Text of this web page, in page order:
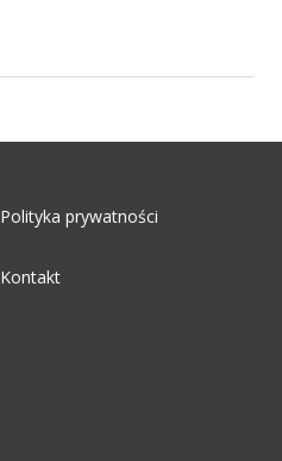
Polityka prywatności
Kontakt